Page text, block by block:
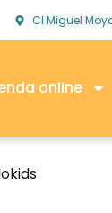
Cl Miguel
online